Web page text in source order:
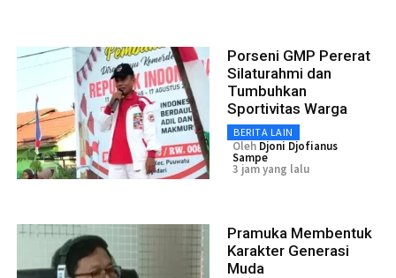
Porseni GMP Pererat
Silaturahmi dan
Tumbuhkan
Sportivitas Warga
BERITA LAIN
Oleh Djoni Djofianus
Sampe
3 jam yang lalu
Pramuka Membentuk
Karakter Generasi
Muda